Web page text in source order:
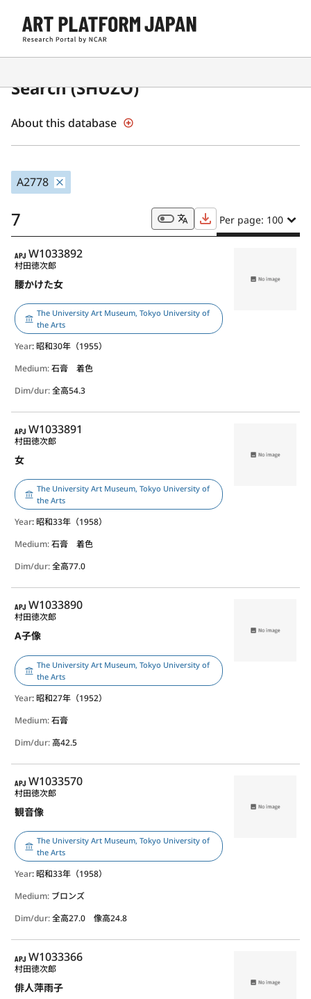
Japanese Museum Collections
Search (SHŪZŌ)
About this database
A2778
7 Per page: 100
APJ
W1033892
腰かけた女
村田徳次郎
The University Art Museum, Tokyo University of
the Arts
Year: 昭和30年（1955）
Medium:石膏 着色
Dim/dur:全高54.3
APJ
W1033891
女
村田徳次郎
The University Art Museum, Tokyo University of
the Arts
Year: 昭和33年（1958）
Medium:石膏 着色
Dim/dur:全高77.0
APJ
W1033890
A子像
村田徳次郎
The University Art Museum, Tokyo University of
the Arts
Year: 昭和27年（1952）
Medium:石膏
Dim/dur:高42.5
APJ
W1033570
観音像
村田徳次郎
The University Art Museum, Tokyo University of
the Arts
Year: 昭和33年（1958）
Medium: ブロンズ
Dim/dur:全高27.0 像高24.8
APJ
W1033366
俳人萍雨子
村田徳次郎